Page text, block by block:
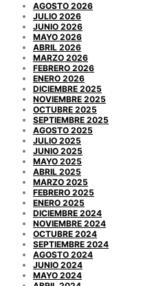
AGOSTO 2026
JULIO 2026
JUNIO 2026
MAYO 2026
ABRIL 2026
MARZO 2026
FEBRERO 2026
ENERO 2026
DICIEMBRE 2025
NOVIEMBRE 2025
OCTUBRE 2025
SEPTIEMBRE 2025
AGOSTO 2025
JULIO 2025
JUNIO 2025
MAYO 2025
ABRIL 2025
MARZO 2025
FEBRERO 2025
ENERO 2025
DICIEMBRE 2024
NOVIEMBRE 2024
OCTUBRE 2024
SEPTIEMBRE 2024
AGOSTO 2024
JUNIO 2024
MAYO 2024